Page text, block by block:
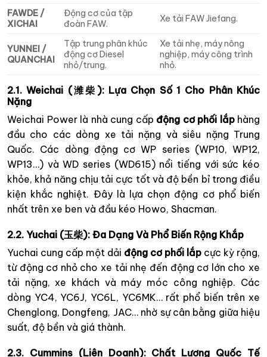
FAWDE /
XICHAI
Động cơ của tập
đoàn FAW.
Xe tải FAW Jiefang.
YUNNEI /
QUANCHAI
Tập trung phân khúc
động cơ Diesel
nhỏ/trung.
Xe tải nhẹ, máy nông
nghiệp, máy công trình
nhỏ.
2.1. Weichai (潍柴): Lựa Chọn Số 1 Cho Phân Khúc
Nặng
Weichai Power là nhà cung cấp động cơ phối lắphàng
đầu cho các dòng xe tải nặng và siêu nặng Trung
Quốc. Các dòng động cơ WP series (WP10, WP12,
WP13…) và WD series (WD615) nổi tiếng với sức kéo
khỏe, khả năng chịu tải cực tốt và độ bền bỉ trong điều
kiện khắc nghiệt. Đây là lựa chọn động cơ phổ biến
nhất trên xe ben và đầu kéo Howo, Shacman.
2.2. Yuchai (玉柴): Đa Dạng Và Phổ Biến Rộng Khắp
Yuchai cung cấp một dải động cơ phối lắp cực kỳ rộng,
từ động cơ nhỏ cho xe tải nhẹ đến động cơ lớn cho xe
tải nặng, xe khách và máy móc công nghiệp. Các
dòng YC4, YC6J, YC6L, YC6MK… rất phổ biến trên xe
Chenglong, Dongfeng, JAC… nhờ sự cân bằng giữa hiệu
suất, độ bền và giá thành.
2.3. Cummins (Liên Doanh): Chất Lượng Quốc Tế